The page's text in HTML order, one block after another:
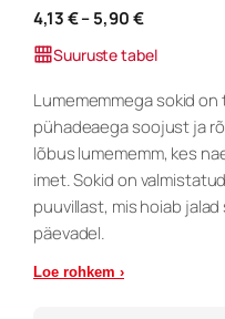
4,13€–5,90€H
n
a
v
a
h
e
Suuruste tabel
Lumememmega sokid
pühadeaega soojust ja
lõbus lumememm, kes
imet. Sokid on
puuvillast, mis hoiab
päevadel.
Loe rohkem ›